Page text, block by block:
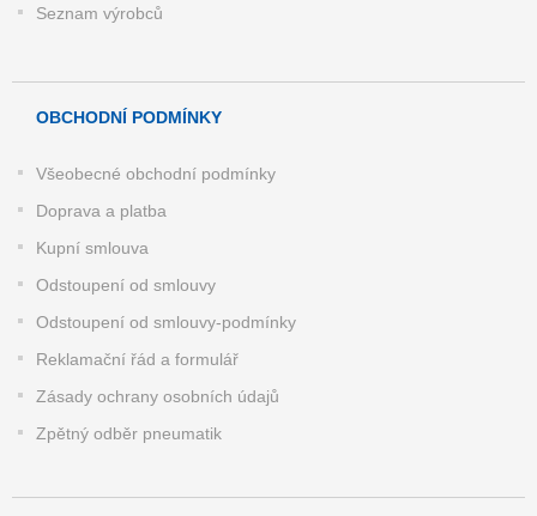
Seznam výrobců
OBCHODNÍ PODMÍNKY
Všeobecné obchodní podmínky
Doprava a platba
Kupní smlouva
Odstoupení od smlouvy
Odstoupení od smlouvy-podmínky
Reklamační řád a formulář
Zásady ochrany osobních údajů
Zpětný odběr pneumatik